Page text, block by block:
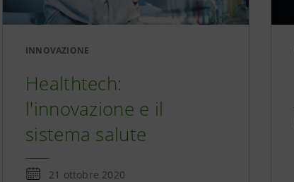
INNOVAZIONE
Healthtech:
l'innovazione e il
sistema salute
21 ottobre 2020